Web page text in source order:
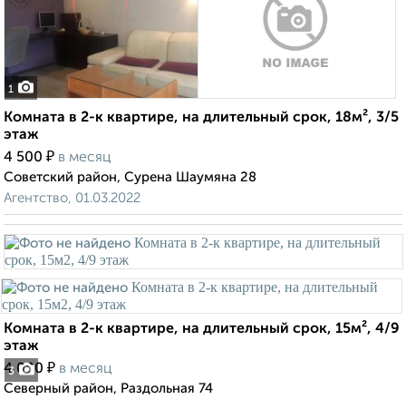
1
Комната в 2-к квартире, на длительный срок, 18м², 3/5
этаж
4 500 ₽ в месяц
Советский район, Сурена Шаумяна 28
Агентство, 01.03.2022
3
Комната в 2-к квартире, на длительный срок, 15м², 4/9
этаж
4 000 ₽ в месяц
Северный район, Раздольная 74